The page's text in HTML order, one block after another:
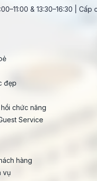
& 13:30–16:30 | Cấp
đẹp
chức năng
Service
hàng
vụ